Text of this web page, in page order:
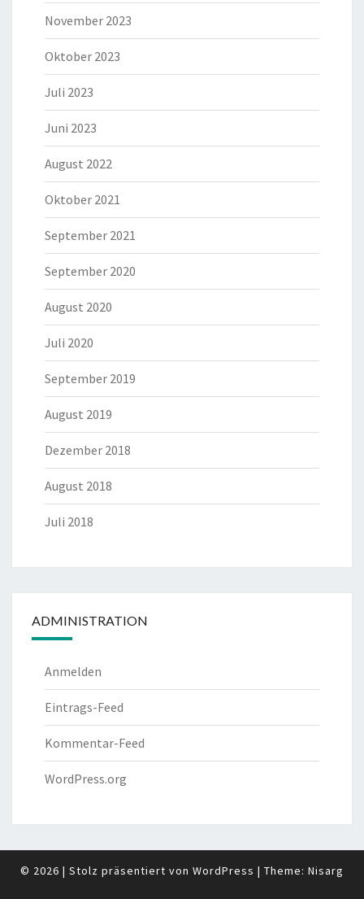
November 2023
Oktober 2023
Juli 2023
Juni 2023
August 2022
Oktober 2021
September 2021
September 2020
August 2020
Juli 2020
September 2019
August 2019
Dezember 2018
August 2018
Juli 2018
ADMINISTRATION
Anmelden
Eintrags-Feed
Kommentar-Feed
WordPress.org
© 2026 | Stolz präsentiert von WordPress | Theme: Nisarg